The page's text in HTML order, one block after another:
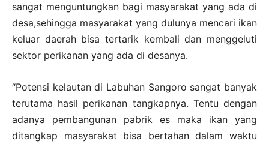
sangat menguntungkan bagi masyarakat yang ada di
desa,sehingga masyarakat yang dulunya mencari ikan
keluar daerah bisa tertarik kembali dan menggeluti
sektor perikanan yang ada di desanya.
“Potensi kelautan di Labuhan Sangoro sangat banyak
terutama hasil perikanan tangkapnya. Tentu dengan
adanya pembangunan pabrik es maka ikan yang
ditangkap masyarakat bisa bertahan dalam waktu